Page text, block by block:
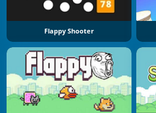
Flappy Shooter